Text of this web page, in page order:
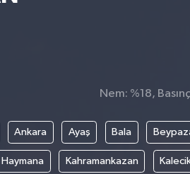
Nem: %18,
Ankara Ayaş Bala
Haymana Kahramankazan